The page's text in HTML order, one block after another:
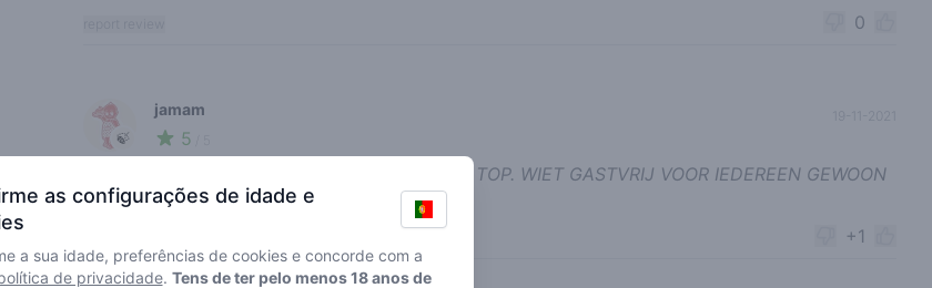
0
🍃
jamam
5
Beste coffeeshop in Gorinchem TOP HASJ EN TOP. WIET GASTVRIJ VOOR IEDEREEN GEWOON
LANGS GAAN DAN ERVAAR JE ZELF
+1
as configurações de idade e
a sua idade, preferências de cookies e concorde com a
de privacidade. Tens de ter pelo menos 18 anos de